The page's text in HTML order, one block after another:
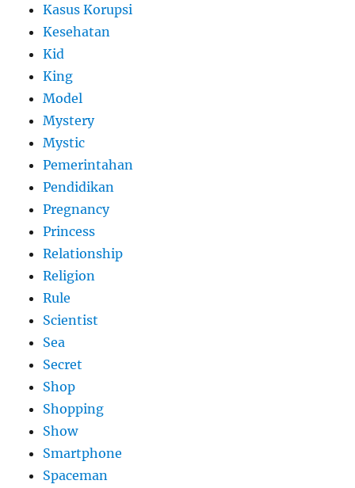
Kasus Korupsi
Kesehatan
Kid
King
Model
Mystery
Mystic
Pemerintahan
Pendidikan
Pregnancy
Princess
Relationship
Religion
Rule
Scientist
Sea
Secret
Shop
Shopping
Show
Smartphone
Spaceman